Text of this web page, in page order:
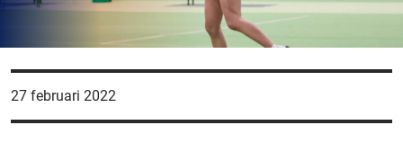
27 februari 2022